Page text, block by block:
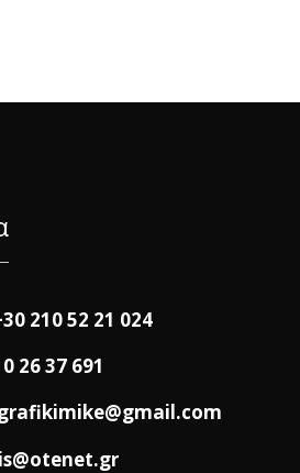
210 52 21 024
26 37 691